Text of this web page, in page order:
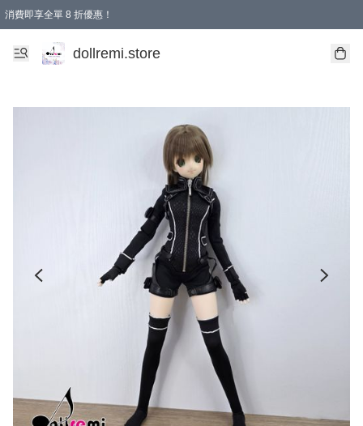
消費即享全單 8 折優惠！
購物滿 HKD 1500.00即享免運費優惠！（適用於 本地送貨、本地取貨、國際送貨 )
dollremi.store